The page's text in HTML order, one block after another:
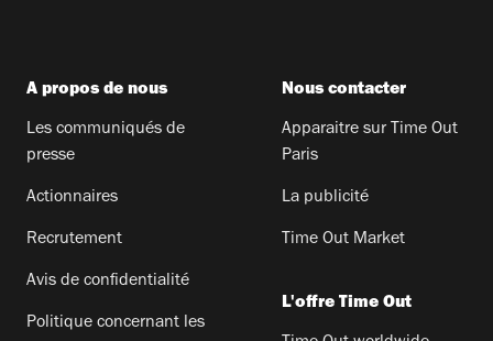
A propos de nous
Les communiqués de
presse
Actionnaires
Recrutement
Avis de confidentialité
Politique concernant les
Nous contacter
Apparaitre sur Time Out
Paris
La publicité
Time Out Market
L'offre Time Out